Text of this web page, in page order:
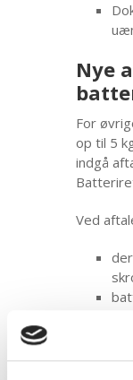
Nye
For
op til 5
indgå
Ved